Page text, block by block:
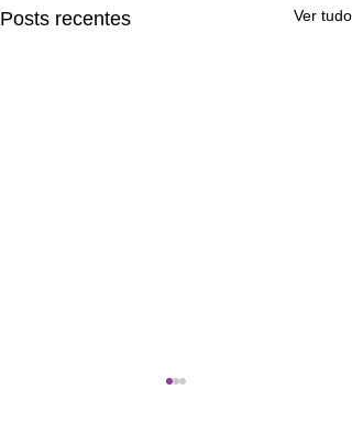
Posts recentes Ver tudo